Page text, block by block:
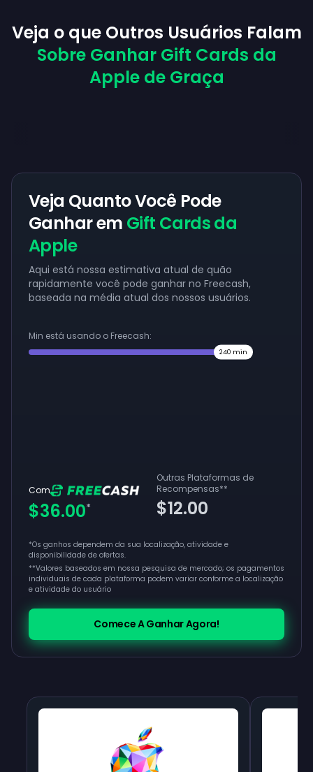
Veja o que Outros Usuários Falam
Sobre Ganhar Gift Cards da
Apple de Graça
Veja Quanto Você Pode
Ganhar em Gift Cards da
Apple
Aqui está nossa estimativa atual de quão
rapidamente você pode ganhar no Freecash,
baseada na média atual dos nossos usuários.
Min está usando o Freecash:
240 min
Com
$36.00*
Outras Plataformas de
Recompensas**
$12.00
*Os ganhos dependem da sua localização, atividade e
disponibilidade de ofertas.
**Valores baseados em nossa pesquisa de mercado; os pagamentos
individuais de cada plataforma podem variar conforme a localização
e atividade do usuário
Comece A Ganhar Agora!